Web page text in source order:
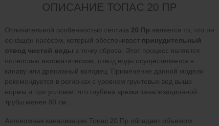
ОПИСАНИЕ ТОПАС 20 ПР
Отличительной особенностью септика 20 Пр является то, что он
оснащен насосом, который обеспечивает принудительный
отвод чистой воды в точку сброса. Этот процесс является
полностью автоматическим, отвод воды осуществляется в
канаву или дренажный колодец. Применение данной модели
рекомендуется в регионах с уровнем грунтовых вод выше
нормы и при условии, что глубина врезки канализационной
трубы менее 80 см.
Автономная канализация Топас 20 Пр обладает объемом